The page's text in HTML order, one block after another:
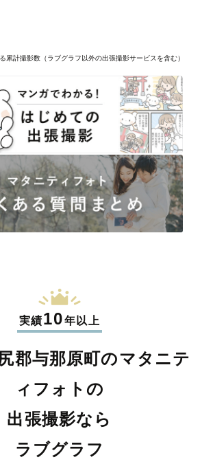
累計撮影数（ラブグラフ以外の出張撮影サービスを含む）
実績10年以上
郡与那原町のマタニテ
ィフォトの
出張撮影なら
ラブグラフ